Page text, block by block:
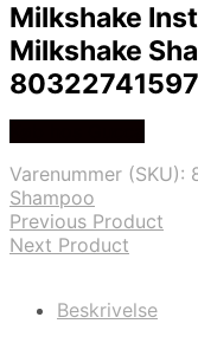
Milkshake
Milkshake
Varenummer (SKU):
Shampoo
Previous Product
Next Product
Beskrivelse